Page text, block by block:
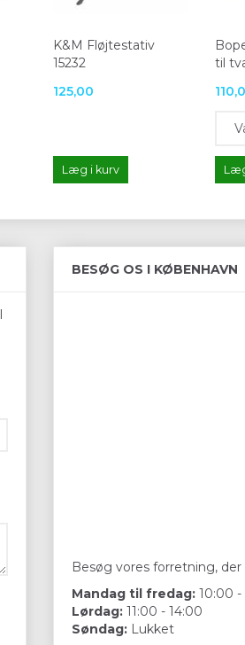
K&M Fløjtestativ
15232
125,00
Læg i kurv
til
BESØG OS I KØBENHAVN
Besøg vores forretning,
Mandag til fredag: 10:00 -
Lørdag: 11:00 - 14:00
Søndag: Lukket